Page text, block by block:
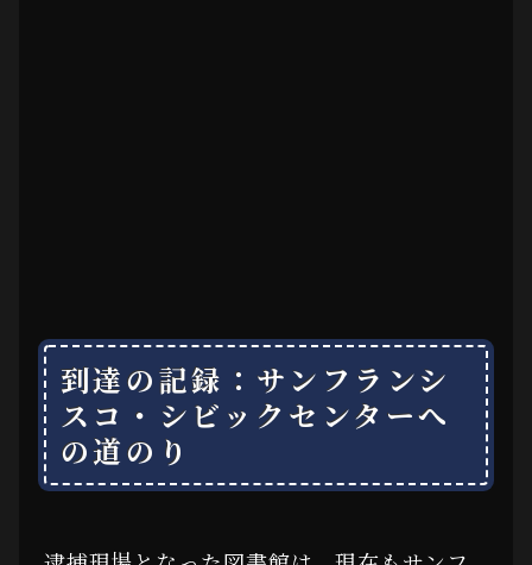
到達の記録：サンフランシ
スコ・シビックセンターへ
の道のり